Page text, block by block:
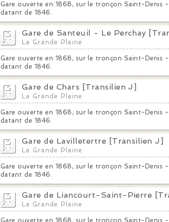
Gare ouverte en 1868, sur le tronçon Saint-Denis
datant de 1846.
Gare de Santeuil - Le Perchay
La Grande Plaine
Gare ouverte en 1868, sur le tronçon Saint-Denis
datant de 1846.
Gare de Chars [Transilien J]
La Grande Plaine
Gare ouverte en 1868, sur le tronçon Saint-Denis
datant de 1846.
Gare de Lavilletertre [Transilien J]
La Grande Plaine
Gare ouverte en 1868, sur le tronçon Saint-Denis
datant de 1846.
Gare de Liancourt-Saint-Pierre
La Grande Plaine
Gare ouverte en 1868, sur le tronçon Saint-Denis